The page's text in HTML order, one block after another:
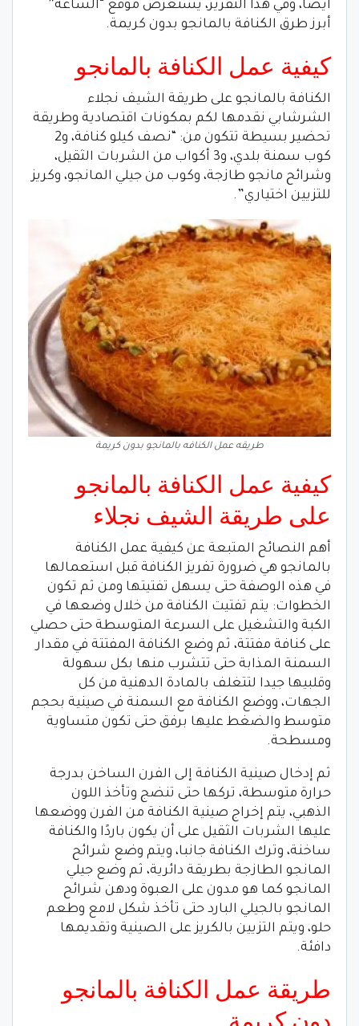
أيضًا، وفي هذا التقرير، يستعرض موقع “الساعة”
أبرز طرق الكنافة بالمانجو بدون كريمة.
كيفية عمل الكنافة بالمانجو
الكنافة بالمانجو على طريقة الشيف نجلاء
الشرشابي نقدمها لكم بمكونات اقتصادية وطريقة
تحضير بسيطة تتكون من: “نصف كيلو كنافة، و2
كوب سمنة بلدي، و3 أكواب من الشربات الثقيل،
وشرائح مانجو طازجة، وكوب من جيلي المانجو، وكريز
للتزيين اختياري”.
طريقه عمل الكنافه بالمانجو بدون كريمة
كيفية عمل الكنافة بالمانجو
على طريقة الشيف نجلاء
أهم النصائح المتبعة عن كيفية عمل الكنافة
بالمانجو هي ضرورة تفريز الكنافة قبل استعمالها
في هذه الوصفة حتى يسهل تفتيتها ومن ثم تكون
الخطوات: يتم تفتيت الكنافة من خلال وضعها في
الكبة والتشغيل على السرعة المتوسطة حتى حصلي
على كنافة مفتتة، ثم وضع الكنافة المفتتة في مقدار
السمنة المذابة حتى تتشرب منها بكل سهولة
وقلبيها جيدا لتتغلف بالمادة الدهنية من كل
الجهات، ووضع الكنافة مع السمنة في صينية بحجم
متوسط والضغط عليها برفق حتى تكون متساوية
ومسطحة.
ثم إدخال صينية الكنافة إلى الفرن الساخن بدرجة
حرارة متوسطة، تركها حتى تنضج وتأخذ اللون
الذهبي، يتم إخراج صينية الكنافة من الفرن ووضعها
عليها الشربات الثقيل على أن يكون باردًا والكنافة
ساخنة، وترك الكنافة جانبا، ويتم وضع شرائح
المانجو الطازجة بطريقة دائرية، ثم وضع جيلي
المانجو كما هو مدون على العبوة ودهن شرائح
المانجو بالجيلي البارد حتى تأخذ شكل لامع وطعم
حلو، ويتم التزيين بالكريز على الصينية وتقديمها
دافئة.
طريقة عمل الكنافة بالمانجو